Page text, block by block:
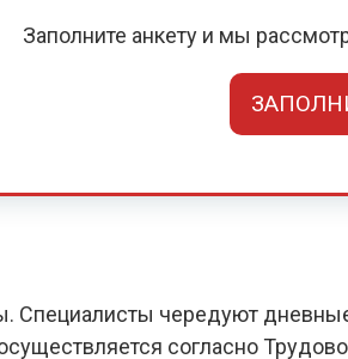
Заполните анкету и мы
Специалисты чередуют
согласно